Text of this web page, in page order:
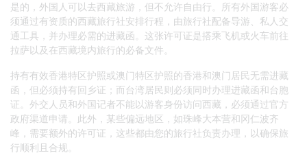
是的，外国人可以去西藏旅游，但不允许自由行。所有外国游客必
须通过有资质的西藏旅行社安排行程，由旅行社配备导游、私人交
通工具，并办理必需的进藏函。这张许可证是搭乘飞机或火车前往
拉萨以及在西藏境内旅行的必备文件。
持有有效香港特区护照或澳门特区护照的香港和澳门居民无需进藏
函，但必须持有回乡证；而台湾居民则必须同时办理进藏函和台胞
证。外交人员和外国记者不能以游客身份访问西藏，必须通过官方
政府渠道申请。此外，某些偏远地区，如珠峰大本营和冈仁波齐
峰，需要额外的许可证，这些都由您的旅行社负责办理，以确保旅
行顺利且合规。